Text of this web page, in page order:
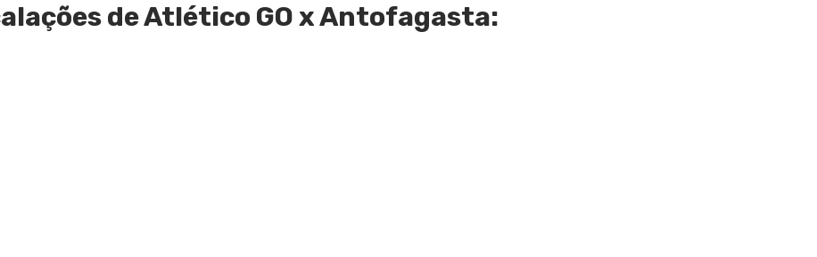
de Atlético GO x Antofagasta: